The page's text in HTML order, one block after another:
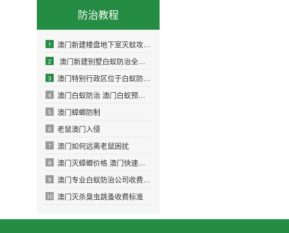
防治教程
1 澳门新建楼盘地下室灭蚊攻略：科学消杀让业
2 澳门新建别墅白蚁防治全攻略：守护理想家
3 澳门特别行政区位于白蚁防治全攻略：守护家
4 澳门白蚁防治 澳门白蚁预防公司
5 澳门蟑螂防制
6 老鼠澳门入侵
7 澳门如何远离老鼠困扰
8 澳门灭蟑螂价格 澳门快速消杀除四害
9 澳门专业白蚁防治公司收费标准
10 澳门灭杀臭虫跳蚤收费标准